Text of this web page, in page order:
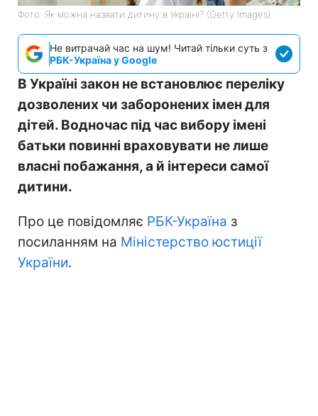
Фото: Як можна назвати дитину в Україні? (Getty Images)
Не витрачай час на шум! Читай тільки суть з
РБК-Україна у Google
В Україні закон не встановлює переліку
дозволених чи заборонених імен для
дітей. Водночас під час вибору імені
батьки повинні враховувати не лише
власні побажання, а й інтереси самої
дитини.
Про це повідомляє РБК-Україна з
посиланням на Міністерство юстиції
України.